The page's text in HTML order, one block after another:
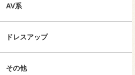
AV系
ドレスアップ
その他